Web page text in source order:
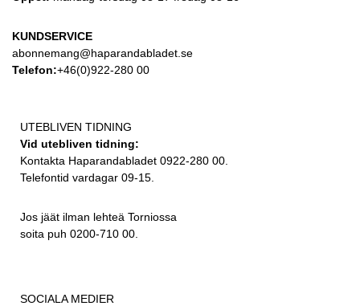
KUNDSERVICE
abonnemang@haparandabladet.se
Telefon:+46(0)922-280 00
UTEBLIVEN TIDNING
Vid utebliven tidning:
Kontakta Haparandabladet 0922-280 00.
Telefontid vardagar 09-15.
Jos jäät ilman lehteä Torniossa
soita puh 0200-710 00.
SOCIALA MEDIER